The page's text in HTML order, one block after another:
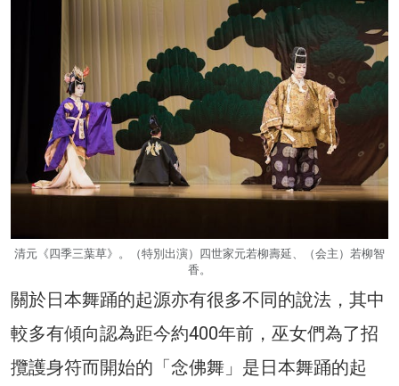
清元《四季三葉草》。（特別出演）四世家元若柳壽延、（会主）若柳智
香。
關於日本舞踊的起源亦有很多不同的說法，其中
較多有傾向認為距今約400年前，巫女們為了招
攬護身符而開始的「念佛舞」是日本舞踊的起